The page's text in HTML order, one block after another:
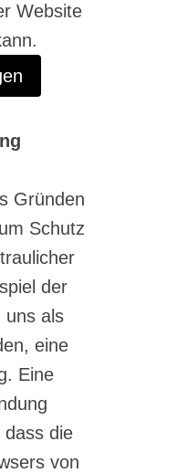
Website
Gründen
Schutz
der
uns als
eine
Eine
dass die
von